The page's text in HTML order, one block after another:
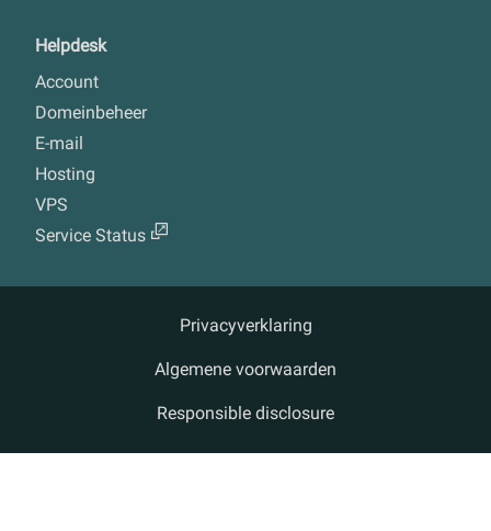
Helpdesk
Account
Domeinbeheer
E-mail
Hosting
VPS
Service Status
Privacyverklaring
Algemene voorwaarden
Responsible disclosure